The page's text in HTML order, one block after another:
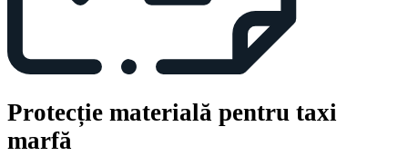
Protecție materială pentru taxi
marfă